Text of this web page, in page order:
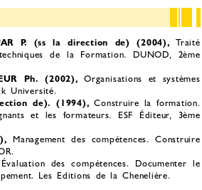
P. (ss la direction de) (2004), Traité
de la Formation. DUNOD, 2ème
Ph. (2002), Organisations et systèmes
Université.
de). (1994), Construire la formation.
et les formateurs. ESF Éditeur, 3ème
Management des compétences. Construire
des compétences. Documenter le
Les Editions de la Chenelière.